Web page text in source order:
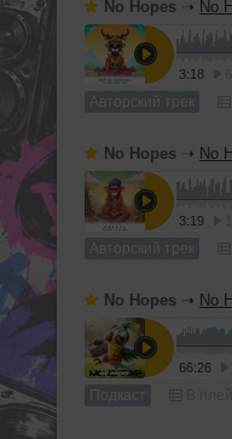
No Hopes ➝ No
3:18
Авторский трек
No Hopes ➝ No
3:19
Авторский трек
No Hopes ➝ No
66:26
Подкаст